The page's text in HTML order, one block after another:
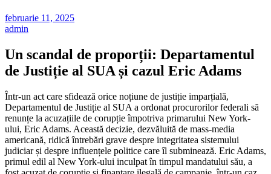
februarie 11, 2025
admin
Un scandal de proporții: Departamentul
de Justiție al SUA și cazul Eric Adams
Într-un act care sfidează orice noțiune de justiție imparțială,
Departamentul de Justiție al SUA a ordonat procurorilor federali să
renunțe la acuzațiile de corupție împotriva primarului New York-
ului, Eric Adams. Această decizie, dezvăluită de mass-media
americană, ridică întrebări grave despre integritatea sistemului
judiciar și despre influențele politice care îl subminează. Eric Adams,
primul edil al New York-ului inculpat în timpul mandatului său, a